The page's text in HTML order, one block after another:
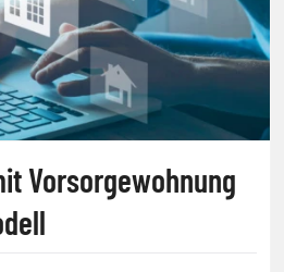
Vorsorgewohnung